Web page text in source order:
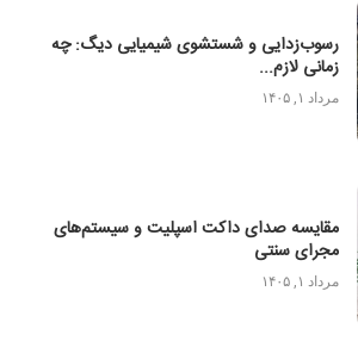
رسوب‌زدایی و شستشوی شیمیایی دیگ: چه
زمانی لازم...
مرداد ۱, ۱۴۰۵
مقایسه صدای داکت اسپلیت و سیستم‌های
مجرای سنتی
مرداد ۱, ۱۴۰۵